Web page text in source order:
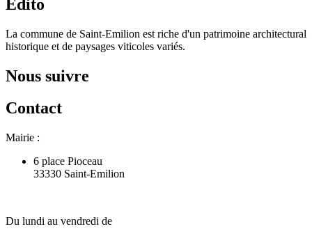
Édito
La commune de Saint-Emilion est riche d'un patrimoine architectural
historique et de paysages viticoles variés.
Nous suivre
Contact
Mairie :
6 place Pioceau
33330 Saint-Emilion
Du lundi au vendredi de